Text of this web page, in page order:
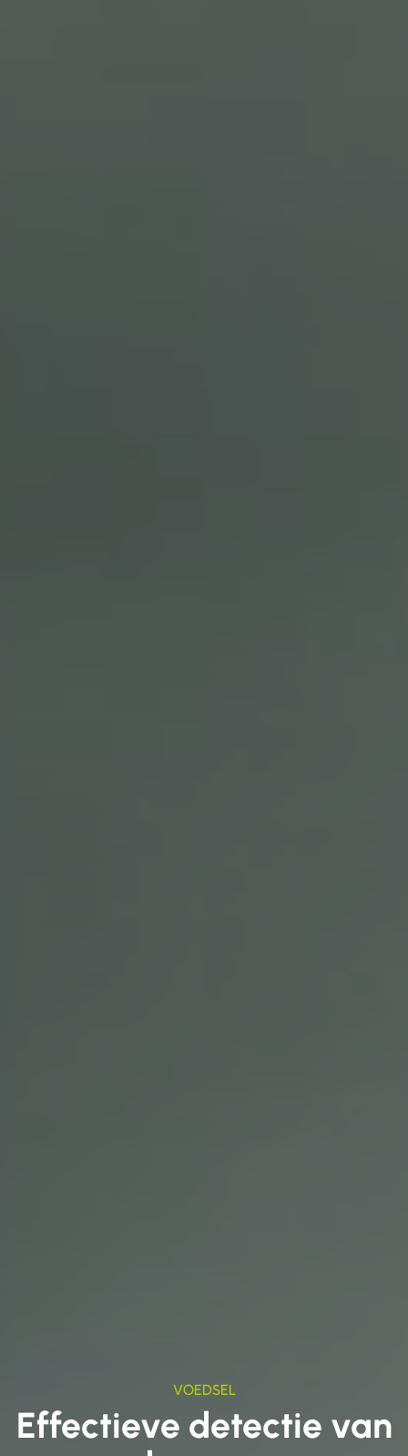
VOEDSEL
Effectieve detectie van